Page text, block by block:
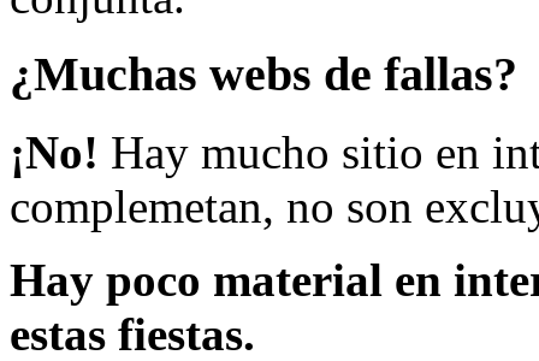
¿Muchas webs de fallas?
¡No! Hay mucho sitio en
complemetan, no son
Hay poco material en
estas fiestas.